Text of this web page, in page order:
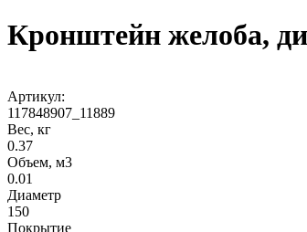
Кронштейн желоба,
Артикул:
117848907_11889
Вес, кг
0.37
Объем, м3
0.01
Диаметр
150
Покрытие